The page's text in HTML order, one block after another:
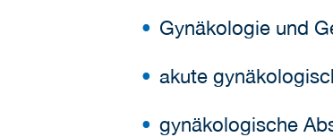
Gynäkologie und
akute
gynäkologische